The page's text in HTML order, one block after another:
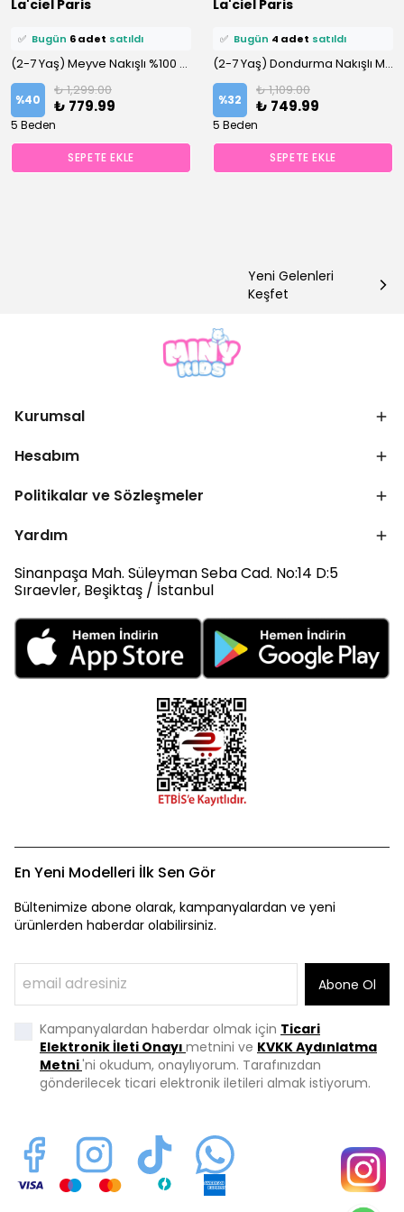
La'ciel Paris
✅ Bugün 6 adet satıldı
(2-7 Yaş) Meyve Nakışlı %100 Pamuklu Altüst Takım
%40
₺ 1,299.00
₺ 779.99
5 Beden
SEPETE EKLE
La'ciel Paris
✅ Bugün 4 adet satıldı
(2-7 Yaş) Dondurma Nakışlı Müslin Şortlu %100 Pamuklu Altüst Takım
%32
₺ 1,109.00
₺ 749.99
5 Beden
SEPETE EKLE
Yeni Gelenleri
Keşfet
Kurumsal
Hesabım
Politikalar ve Sözleşmeler
Yardım
Sinanpaşa Mah. Süleyman Seba Cad. No:14 D:5
Sıraevler, Beşiktaş / İstanbul
En Yeni Modelleri İlk Sen Gör
Bültenimize abone olarak, kampanyalardan ve yeni
ürünlerden haberdar olabilirsiniz.
Abone Ol
Kampanyalardan haberdar olmak için Ticari
Elektronik İleti Onayı metnini ve KVKK Aydınlatma
Metni'ni okudum, onaylıyorum. Tarafınızdan
gönderilecek ticari elektronik iletileri almak istiyorum.